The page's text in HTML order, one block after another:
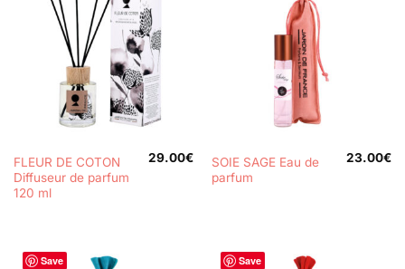
FLEUR DE COTON
Diffuseur de parfum
120 ml
29.00€
SOIE SAGE Eau de
parfum
23.00€
Save Save